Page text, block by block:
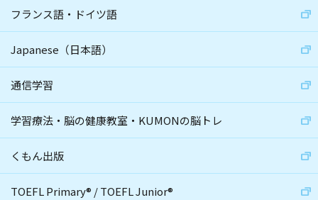
フランス語・ドイツ語
Japanese（日本語）
通信学習
学習療法・脳の健康教室・KUMONの脳トレ
くもん出版
TOEFL Primary® /TOEFL Junior®